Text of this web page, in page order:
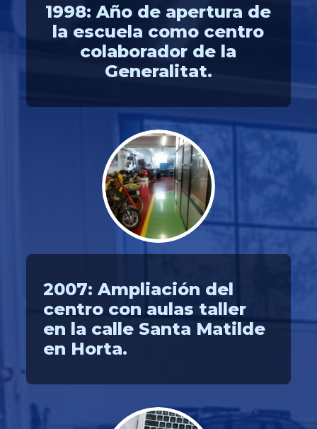
1998: Año de apertura de
la escuela como centro
colaborador de la
Generalitat.
2007: Ampliación del
centro con aulas taller
en la calle Santa Matilde
en Horta.